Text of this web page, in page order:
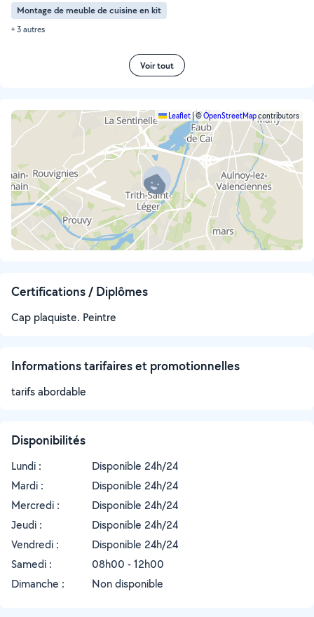
Montage de meuble de cuisine en kit
+ 3 autres
Voir tout
Leaflet |©OpenStreetMapcontributors
Certifications / Diplômes
Cap plaquiste. Peintre
Informations tarifaires et promotionnelles
tarifs abordable
Disponibilités
Lundi :
Disponible 24h/24
Mardi :
Disponible 24h/24
Mercredi :
Disponible 24h/24
Jeudi :
Disponible 24h/24
Vendredi :
Disponible 24h/24
Samedi :
08h00 - 12h00
Dimanche :
Non disponible